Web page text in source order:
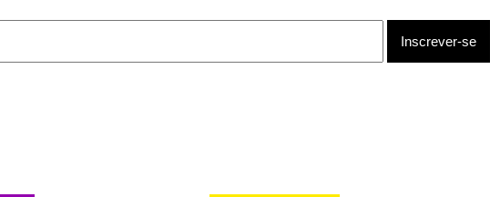
vídeo, Maycon obriga o adolescente a “pedir” uma tatuagem com a
O comparsa, que filmava o momento, grita: “vai doer”. No outro